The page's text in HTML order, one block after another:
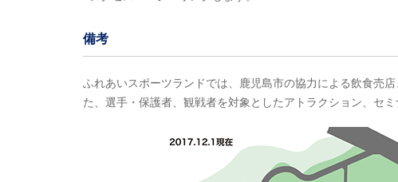
備考
ふれあいスポーツランドでは、鹿児島市の協力による飲食売
た、選手・保護者、観戦者を対象としたアトラクション、セミ